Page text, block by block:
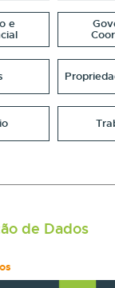
e
de Dados